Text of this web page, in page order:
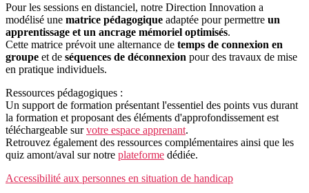
Pour les sessions en distanciel, notre Direction Innovation a
modélisé une matrice pédagogique adaptée pour permettre un
apprentissage et un ancrage mémoriel optimisés.
Cette matrice prévoit une alternance de temps de connexion en
groupe et de séquences de déconnexion pour des travaux de mise
en pratique individuels.
Ressources pédagogiques :
Un support de formation présentant l'essentiel des points vus durant
la formation et proposant des éléments d'approfondissement est
téléchargeable survotre espace apprenant.
Retrouvez également des ressources complémentaires ainsi que les
quiz amont/aval sur notre plateforme dédiée.
Accessibilité aux personnes en situation de handicap